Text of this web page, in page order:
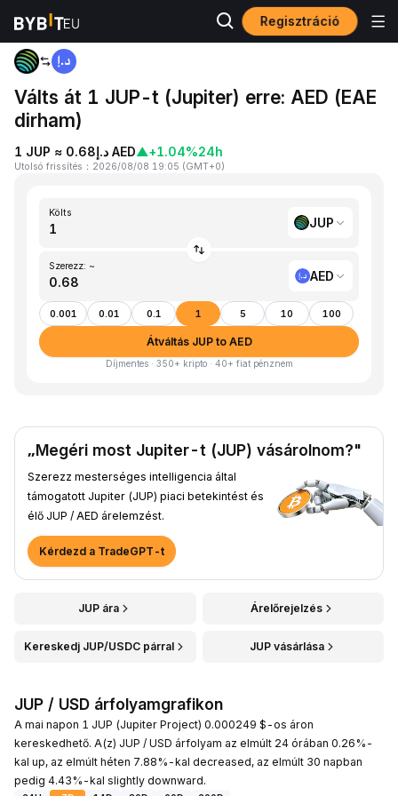
Regisztráció
Kezdőlap JUP to AED
Válts át 1 JUP-t (Jupiter) erre: AED (EAE
dirham)
1 JUP ≈ د.إ0.68 AED▲+1.04%24h
Utolsó frissítés ： 2026/08/08 19:05 (GMT+0)
Költs
JUP
Szerezz: ~
AED
0.001 0.01 0.1 1 5 10 100
Átváltás JUP to AED
Díjmentes · 350+ kripto · 40+ fiat pénznem
„Megéri most Jupiter-t (JUP) vásárolnom?"
Szerezz mesterséges intelligencia által
támogatott Jupiter (JUP) piaci betekintést és
élő JUP / AED árelemzést.
Kérdezd a TradeGPT-t
JUP ára Árelőrejelzés
Kereskedj JUP/USDC párral JUP vásárlása
JUP / USD árfolyamgrafikon
A mai napon 1 JUP (Jupiter Project) 0.000249 $-os áron
kereskedhető. A(z) JUP / USD árfolyam az elmúlt 24 órában 0.26%-
kal up, az elmúlt héten 7.88%-kal decreased, az elmúlt 30 napban
pedig 4.43%-kal slightly downward.